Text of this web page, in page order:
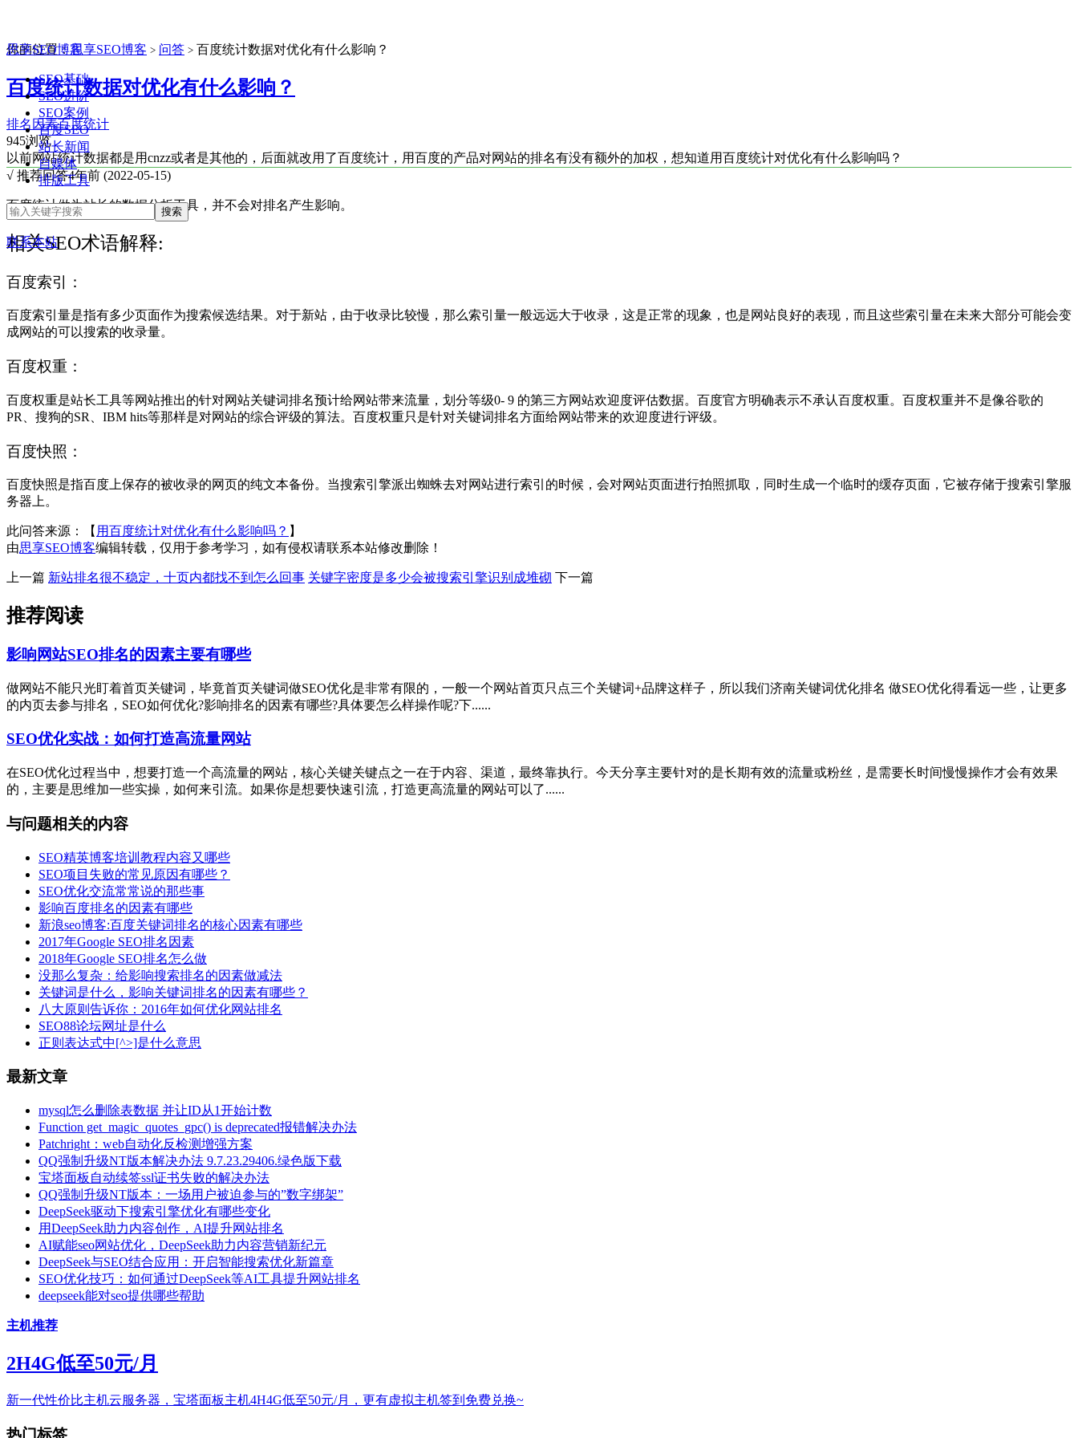
思享SEO博客
SEO基础
SEO进阶
SEO案例
百度SEO
站长新闻
自媒体
排版工具
联系本站
你的位置：思享SEO博客 > 问答 > 百度统计数据对优化有什么影响？
百度统计数据对优化有什么影响？
排名因素百度统计
945浏览
以前网站统计数据都是用cnzz或者是其他的，后面就改用了百度统计，用百度的产品对网站的排名有没有额外的加权，想知道用百度统计对优化有什么影响吗？
√ 推荐回答4年前 (2022-05-15)
百度统计做为站长的数据分析工具，并不会对排名产生影响。
相关SEO术语解释:
百度索引：
百度索引量是指有多少页面作为搜索候选结果。对于新站，由于收录比较慢，那么索引量一般远远大于收录，这是正常的现象，也是网站良好的表现，而且这些索引量在未来大部分可能会变
成网站的可以搜索的收录量。
百度权重：
百度权重是站长工具等网站推出的针对网站关键词排名预计给网站带来流量，划分等级0- 9 的第三方网站欢迎度评估数据。百度官方明确表示不承认百度权重。百度权重并不是像谷歌的
PR、搜狗的SR、IBM hits等那样是对网站的综合评级的算法。百度权重只是针对关键词排名方面给网站带来的欢迎度进行评级。
百度快照：
百度快照是指百度上保存的被收录的网页的纯文本备份。当搜索引擎派出蜘蛛去对网站进行索引的时候，会对网站页面进行拍照抓取，同时生成一个临时的缓存页面，它被存储于搜索引擎服
务器上。
此问答来源：【 用百度统计对优化有什么影响吗？ 】
由思享SEO博客编辑转载，仅用于参考学习，如有侵权请联系本站修改删除！
上一篇 新站排名很不稳定，十页内都找不到怎么回事 关键字密度是多少会被搜索引擎识别成堆砌 下一篇
推荐阅读
影响网站SEO排名的因素主要有哪些
做网站不能只光盯着首页关键词，毕竟首页关键词做SEO优化是非常有限的，一般一个网站首页只点三个关键词+品牌这样子，所以我们济南关键词优化排名 做SEO优化得看远一些，让更多
的内页去参与排名，SEO如何优化?影响排名的因素有哪些?具体要怎么样操作呢?下......
SEO优化实战：如何打造高流量网站
在SEO优化过程当中，想要打造一个高流量的网站，核心关键关键点之一在于内容、渠道，最终靠执行。今天分享主要针对的是长期有效的流量或粉丝，是需要长时间慢慢操作才会有效果
的，主要是思维加一些实操，如何来引流。如果你是想要快速引流，打造更高流量的网站可以了......
与问题相关的内容
SEO精英博客培训教程内容又哪些
SEO项目失败的常见原因有哪些？
SEO优化交流常常说的那些事
影响百度排名的因素有哪些
新浪seo博客:百度关键词排名的核心因素有哪些
2017年Google SEO排名因素
2018年Google SEO排名怎么做
没那么复杂：给影响搜索排名的因素做减法
关键词是什么，影响关键词排名的因素有哪些？
八大原则告诉你：2016年如何优化网站排名
SEO88论坛网址是什么
正则表达式中[^>]是什么意思
最新文章
mysql怎么删除表数据 并让ID从1开始计数
Function get_magic_quotes_gpc() is deprecated报错解决办法
Patchright：web自动化反检测增强方案
QQ强制升级NT版本解决办法 9.7.23.29406.绿色版下载
宝塔面板自动续签ssl证书失败的解决办法
QQ强制升级NT版本：一场用户被迫参与的”数字绑架”
DeepSeek驱动下搜索引擎优化有哪些变化
用DeepSeek助力内容创作，AI提升网站排名
AI赋能seo网站优化，DeepSeek助力内容营销新纪元
DeepSeek与SEO结合应用：开启智能搜索优化新篇章
SEO优化技巧：如何通过DeepSeek等AI工具提升网站排名
deepseek能对seo提供哪些帮助
主机推荐
2H4G低至50元/月
新一代性价比主机云服务器，宝塔面板主机4H4G低至50元/月，更有虚拟主机签到免费兑换~
热门标签